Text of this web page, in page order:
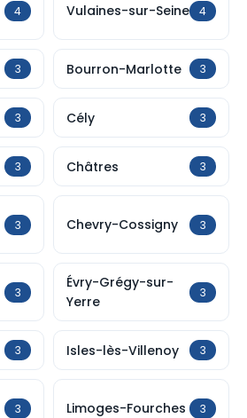
4 Vulaines-sur-Seine 4
3 Bourron-Marlotte 3
3 Cély 3
3 Châtres 3
3 Chevry-Cossigny 3
3
Évry-Grégy-sur-
Yerre
3
3 Isles-lès-Villenoy 3
3 Limoges-Fourches 3